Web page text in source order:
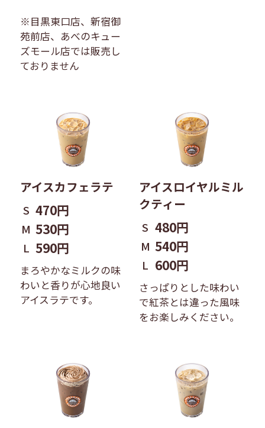
※目黒東口店、新宿御
苑前店、あべのキュー
ズモール店では販売し
ておりません
アイスカフェラテ
S 470円
M 530円
L 590円
まろやかなミルクの味
わいと香りが心地良い
アイスラテです。
アイスロイヤルミル
クティー
S 480円
M 540円
L 600円
さっぱりとした味わい
で紅茶とは違った風味
をお楽しみください。